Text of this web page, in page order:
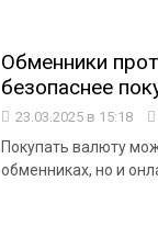
Обменники
безопаснее
23.03.2025 в 15:18
Покупать валюту
обменниках, но и